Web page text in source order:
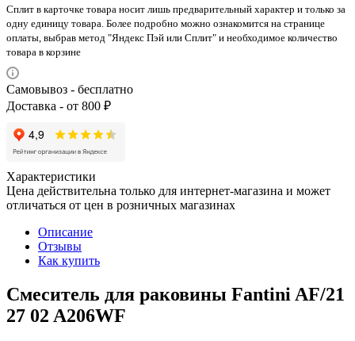
Сплит в карточке товара носит лишь предварительный характер и только за
одну единицу товара. Более подробно можно ознакомится на странице
оплаты, выбрав метод "Яндекс Пэй или Сплит" и необходимое количество
товара в корзине
Самовывоз - бесплатно
Доставка - от 800 ₽
Характеристики
Цена действительна только для интернет-магазина и может
отличаться от цен в розничных магазинах
Описание
Отзывы
Как купить
Смеситель для раковины Fantini AF/21
27 02 A206WF